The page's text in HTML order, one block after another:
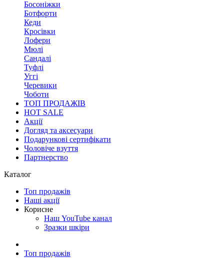
Босоніжки
Ботфорти
Кеди
Кросівки
Лофери
Мюлі
Сандалі
Туфлі
Уггі
Черевики
Чоботи
ТОП ПРОДАЖІВ
HOT SALE
Акції
Догляд та аксесуари
Подарункові сертифікати
Чоловіче взуття
Партнерство
Каталог
Топ продажів
Наші акції
Корисне
Наш YouTube канал
Зразки шкіри
Топ продажів